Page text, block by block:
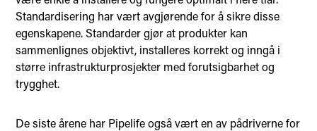
Standardisering har vært avgjørende for å sikre disse
egenskapene. Standarder gjør at produkter kan
sammenlignes objektivt, installeres korrekt og inngå i
større infrastrukturprosjekter med forutsigbarhet og
trygghet.
De siste årene har Pipelife også vært en av pådriverne for